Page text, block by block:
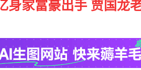
身家富豪出手 贾国龙